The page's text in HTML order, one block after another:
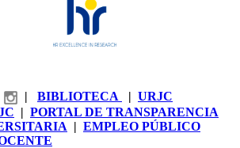
| BIBLIOTECA | URJC
| PORTAL DE TRANSPARENCIA
| EMPLEO PÚBLICO